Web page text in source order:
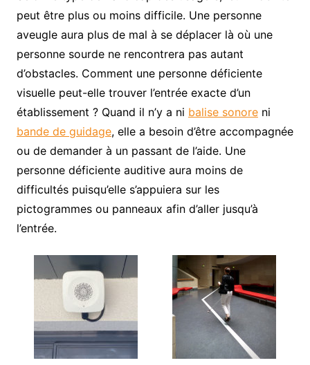
peut être plus ou moins difficile. Une personne
aveugle aura plus de mal à se déplacer là où une
personne sourde ne rencontrera pas autant
d’obstacles. Comment une personne déficiente
visuelle peut-elle trouver l’entrée exacte d’un
établissement ? Quand il n’y a ni balise sonoreni
bande de guidage, elle a besoin d’être accompagnée
ou de demander à un passant de l’aide. Une
personne déficiente auditive aura moins de
difficultés puisqu’elle s’appuiera sur les
pictogrammes ou panneaux afin d’aller jusqu’à
l’entrée.